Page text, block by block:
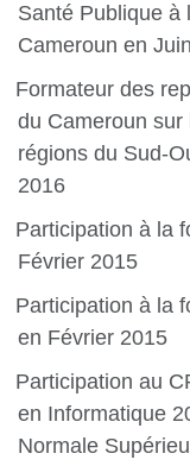
Santé Publique à
Cameroun en
Formateur des
du Cameroun sur
régions du Sud-
2016
Participation à la
Février 2015
Participation à la
en Février 2015
Participation au
en Informatique
Normale